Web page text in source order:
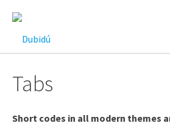
contenido
Tabs
Short codes in all modern themes